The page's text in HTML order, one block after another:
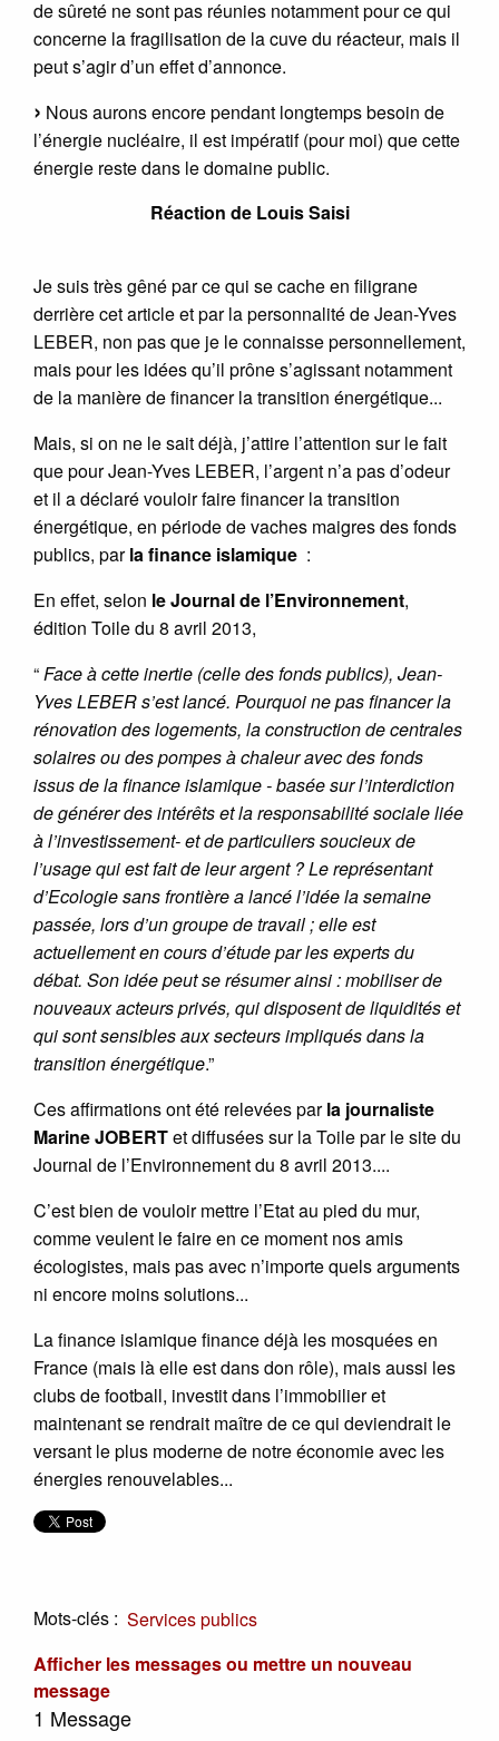
de sûreté ne sont pas réunies notamment pour ce qui
concerne la fragilisation de la cuve du réacteur, mais il
peut s’agir d’un effet d’annonce.
Nous aurons encore pendant longtemps besoin de
l’énergie nucléaire, il est impératif (pour moi) que cette
énergie reste dans le domaine public.
Réaction de Louis Saisi
Je suis très gêné par ce qui se cache en filigrane
derrière cet article et par la personnalité de Jean-Yves
LEBER, non pas que je le connaisse personnellement,
mais pour les idées qu’il prône s’agissant notamment
de la manière de financer la transition énergétique...
Mais, si on ne le sait déjà, j’attire l’attention sur le fait
que pour Jean-Yves LEBER, l’argent n’a pas d’odeur
et il a déclaré vouloir faire financer la transition
énergétique, en période de vaches maigres des fonds
publics, parla finance islamique :
En effet, selon le Journal de l’Environnement,
édition Toile du 8 avril 2013,
“Face à cette inertie (celle des fonds publics), Jean-
Yves LEBER s’est lancé. Pourquoi ne pas financer la
rénovation des logements, la construction de centrales
solaires ou des pompes à chaleur avec des fonds
issus de la finance islamique - basée sur l’interdiction
de générer des intérêts et la responsabilité sociale liée
à l’investissement- et de particuliers soucieux de
l’usage qui est fait de leur argent ? Le représentant
d’Ecologie sans frontière a lancé l’idée la semaine
passée, lors d’un groupe de travail ; elle est
actuellement en cours d’étude par les experts du
débat. Son idée peut se résumer ainsi : mobiliser de
nouveaux acteurs privés, qui disposent de liquidités et
qui sont sensibles aux secteurs impliqués dans la
transition énergétique.”
Ces affirmations ont été relevées parla journaliste
Marine JOBERTet diffusées sur la Toile par le site du
Journal de l’Environnement du 8 avril 2013....
C’est bien de vouloir mettre l’Etat au pied du mur,
comme veulent le faire en ce moment nos amis
écologistes, mais pas avec n’importe quels arguments
ni encore moins solutions...
La finance islamique finance déjà les mosquées en
France (mais là elle est dans don rôle), mais aussi les
clubs de football, investit dans l’immobilier et
maintenant se rendrait maître de ce qui deviendrait le
versant le plus moderne de notre économie avec les
énergies renouvelables...
Mots-clés : Services publics
Afficher les messages ou mettre un nouveau
message
1 Message